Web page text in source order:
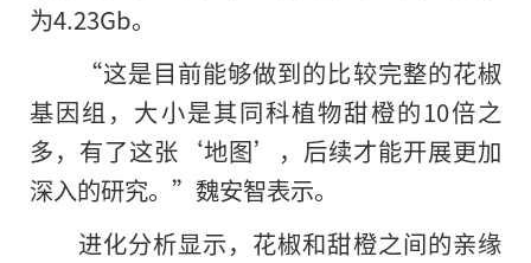
为4.23Gb。
“这是目前能够做到的比较完整的花椒
基因组，大小是其同科植物甜橙的10倍之
多，有了这张‘地图’，后续才能开展更加
深入的研究。”魏安智表示。
进化分析显示，花椒和甜橙之间的亲缘